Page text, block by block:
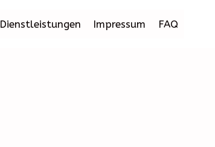
Dienstleistungen Impressum FAQ